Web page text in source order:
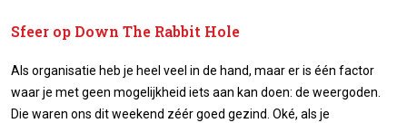
Sfeer op Down The Rabbit Hole
Als organisatie heb je heel veel in de hand, maar er is één factor
waar je met geen mogelijkheid iets aan kan doen: de weergoden.
Die waren ons dit weekend zéér goed gezind. Oké, als je